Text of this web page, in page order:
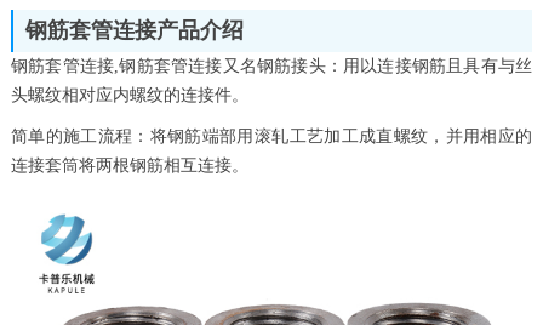
钢筋套管连接产品介绍
钢筋套管连接,钢筋套管连接又名钢筋接头：用以连接钢筋且具有与丝
头螺纹相对应内螺纹的连接件。
简单的施工流程：将钢筋端部用滚轧工艺加工成直螺纹，并用相应的
连接套筒将两根钢筋相互连接。